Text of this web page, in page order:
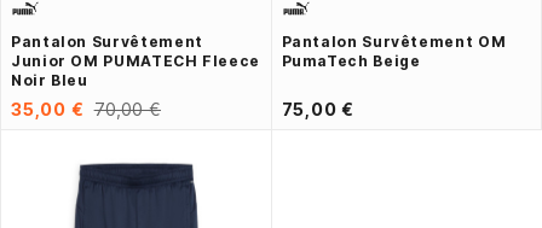
Pantalon Survêtement
Junior OM PUMATECH Fleece
Noir Bleu
35,00 € 70,00 €
Pantalon Survêtement OM
PumaTech Beige
75,00 €